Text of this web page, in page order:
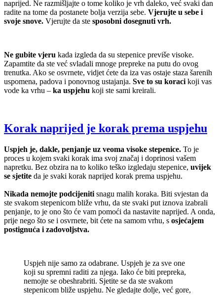
naprijed. Ne razmišljajte o tome koliko je vrh daleko, već svaki dan
radite na tome da postanete bolja verzija sebe. Vjerujte u sebe i
svoje snove. Vjerujte da ste sposobni dosegnuti vrh.
Ne gubite vjeru kada izgleda da su stepenice previše visoke.
Zapamtite da ste već svladali mnoge prepreke na putu do ovog
trenutka. Ako se osvrnete, vidjet ćete da iza vas ostaje staza šarenih
uspomena, padova i ponovnog ustajanja. Sve to su koracikoji vas
vode ka vrhu – ka uspjehu koji ste sami kreirali.
Korak naprijed je korak prema uspjehu
Uspjeh je, dakle, penjanje uz veoma visoke stepenice. To je
proces u kojem svaki korak ima svoj značaj i doprinosi vašem
napretku. Bez obzira na to koliko teško izgledaju stepenice, uvijek
se sjetite da je svaki korak naprijed korak prema uspjehu.
Nikada nemojte podcijeniti snagu malih koraka. Biti svjestan da
ste svakom stepenicom bliže vrhu, da ste svaki put iznova izabrali
penjanje, to je ono što će vam pomoći da nastavite naprijed. A onda,
prije nego što se i osvrnete, bit ćete na samom vrhu, s osjećajem
postignuća i zadovoljstva.
Uspjeh nije samo za odabrane. Uspjeh je za sve one
koji su spremni raditi za njega. Iako će biti prepreka,
nemojte se obeshrabriti. Sjetite se da ste svakom
stepenicom bliže uspjehu. Ne gledajte dolje, već gore,